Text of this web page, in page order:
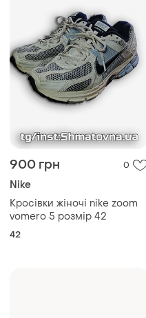
900 грн 0
Nike
Кросівки жіночі nike zoom
vomero 5 розмір 42
42